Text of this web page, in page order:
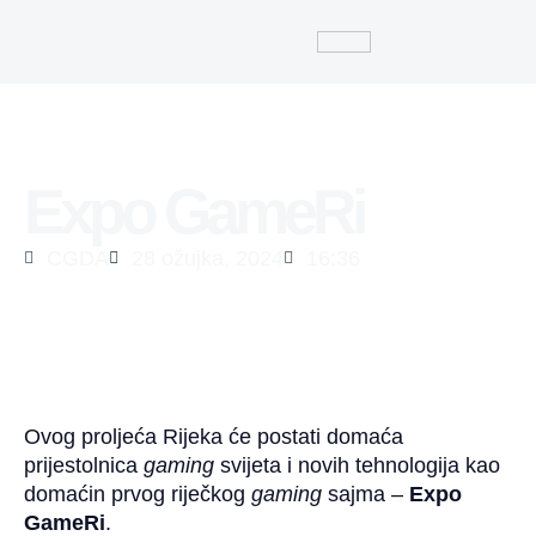
Ovog proljeća Rijeka će postati domaća
prijestolnica gaming svijeta i novih tehnologija kao
domaćin prvog riječkog gaming sajma – Expo
GameRi.